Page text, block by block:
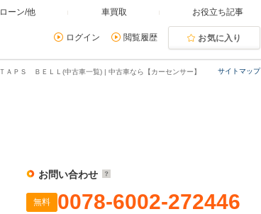
ーン/他 車買取 お役立ち記事
ログイン 閲覧履歴 お気に入り
サイトマップ
ＴＡＰＳ ＢＥＬＬ(中古車一覧) | 中古車なら【カーセンサー】
お問い合わせ
無料 0078-6002-272446